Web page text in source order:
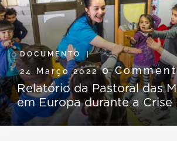
DOCUMENTO
24 Março 20220
Relatório da Pastoral das
em Europa durante a Crise